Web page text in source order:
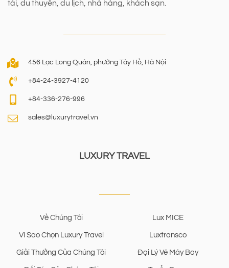
tải, du thuyền, du lịch, nhà hàng, khách sạn.
456 Lạc Long Quân, phường Tây Hồ, Hà Nội
+84-24-3927-4120
+84-336-276-996
sales@luxurytravel.vn
LUXURY TRAVEL
Về Chúng Tôi
Vì Sao Chọn Luxury Travel
Giải Thưởng Của Chúng Tôi
Lux MICE
Luxtransco
Đại Lý Vé Máy Bay